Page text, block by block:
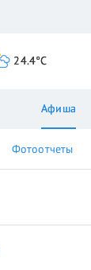
24.4°C
Афиша
Фотоотчеты